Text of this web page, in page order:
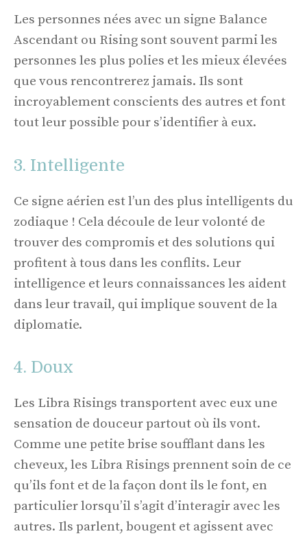
Les personnes nées avec un signe Balance
Ascendant ou Rising sont souvent parmi les
personnes les plus polies et les mieux élevées
que vous rencontrerez jamais. Ils sont
incroyablement conscients des autres et font
tout leur possible pour s’identifier à eux.
3. Intelligente
Ce signe aérien est l’un des plus intelligents du
zodiaque ! Cela découle de leur volonté de
trouver des compromis et des solutions qui
profitent à tous dans les conflits. Leur
intelligence et leurs connaissances les aident
dans leur travail, qui implique souvent de la
diplomatie.
4. Doux
Les Libra Risings transportent avec eux une
sensation de douceur partout où ils vont.
Comme une petite brise soufflant dans les
cheveux, les Libra Risings prennent soin de ce
qu’ils font et de la façon dont ils le font, en
particulier lorsqu’il s’agit d’interagir avec les
autres. Ils parlent, bougent et agissent avec